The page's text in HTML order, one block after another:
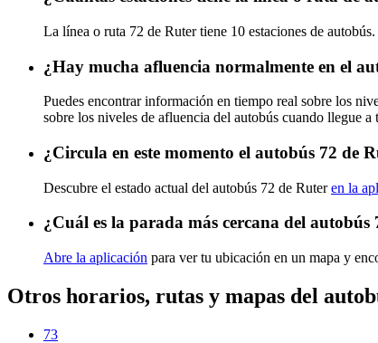
La línea o ruta 72 de Ruter tiene 10 estaciones de autobús.
¿Hay mucha afluencia normalmente en el
Puedes encontrar información en tiempo real sobre los
sobre los niveles de afluencia del autobús cuando llegue a
¿Circula en este momento el autobús 72 de
Descubre el estado actual del autobús 72 de Ruteren la
¿Cuál es la parada más cercana del autobús
Abre la aplicación para ver tu ubicación en un mapa y
Otros horarios, rutas y mapas del
73